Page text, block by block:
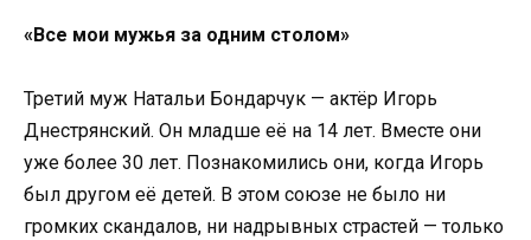
«Все мои мужья за одним столом»
Третий муж Натальи Бондарчук — актёр Игорь
Днестрянский. Он младше её на 14 лет. Вместе они
уже более 30 лет. Познакомились они, когда Игорь
был другом её детей. В этом союзе не было ни
громких скандалов, ни надрывных страстей — только